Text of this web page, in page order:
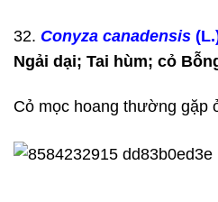
32. Conyza canadensis
Ngải dại; Tai hùm; cỏ
Cỏ mọc hoang thường gặp